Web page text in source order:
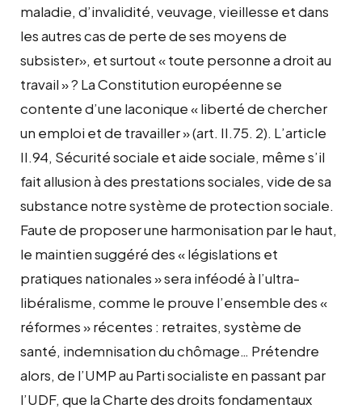
maladie, d’invalidité, veuvage, vieillesse et dans
les autres cas de perte de ses moyens de
subsister», et surtout « toute personne a droit au
travail » ? La Constitution européenne se
contente d’une laconique « liberté de chercher
un emploi et de travailler » (art. II.75. 2). L’article
II.94, Sécurité sociale et aide sociale, même s’il
fait allusion à des prestations sociales, vide de sa
substance notre système de protection sociale.
Faute de proposer une harmonisation par le haut,
le maintien suggéré des « législations et
pratiques nationales » sera inféodé à l’ultra-
libéralisme, comme le prouve l’ensemble des «
réformes » récentes : retraites, système de
santé, indemnisation du chômage… Prétendre
alors, de l’UMP au Parti socialiste en passant par
l’UDF, que la Charte des droits fondamentaux